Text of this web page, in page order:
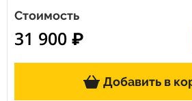
Стоимость
31 900 ₽
Добавить в